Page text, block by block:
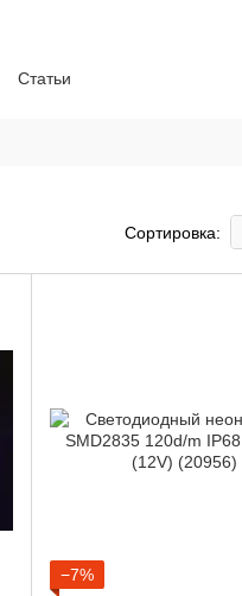
Статьи
Сортировка:
−7%